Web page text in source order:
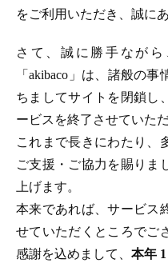
をご利用いただき、誠に
さて、誠に勝手なが
「akibaco」は、諸般の
ちましてサイトを閉鎖し
ービスを終了させていた
これまで長きにわたり、
ご支援・ご協力を賜りま
上げます。
本来であれば、サービス
せていただくところでご
感謝を込めまして、 本年